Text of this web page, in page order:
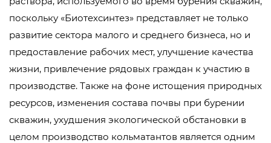
поскольку «Биотехсинтез» представляет не только
развитие сектора малого и среднего бизнеса, но и
предоставление рабочих мест, улучшение качества
жизни, привлечение рядовых граждан к участию в
производстве. Также на фоне истощения природных
ресурсов, изменения состава почвы при бурении
скважин, ухудшения экологической обстановки в
целом производство кольматантов является одним